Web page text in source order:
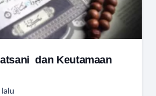
dan Keutamaan